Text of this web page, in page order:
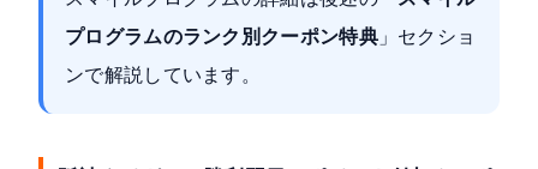
プログラムのランク別クーポン特典」セクショ
ンで解説しています。